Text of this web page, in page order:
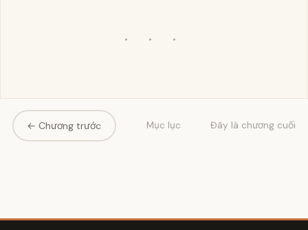
· · ·
← Chương trước Mục lục Đây là chương cuối